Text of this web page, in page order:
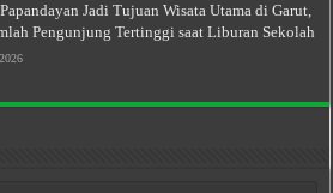
Jadi Tujuan Wisata Utama di Garut,
Pengunjung Tertinggi saat Liburan Sekolah